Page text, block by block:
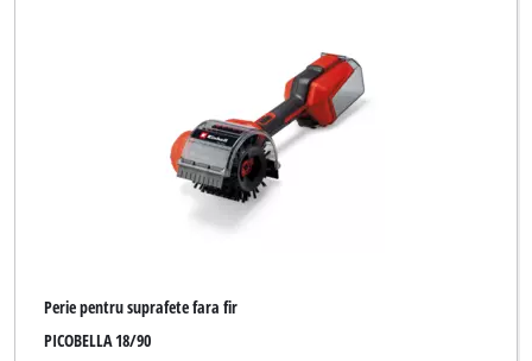
Perie pentru suprafete fara fir
PICOBELLA 18/90